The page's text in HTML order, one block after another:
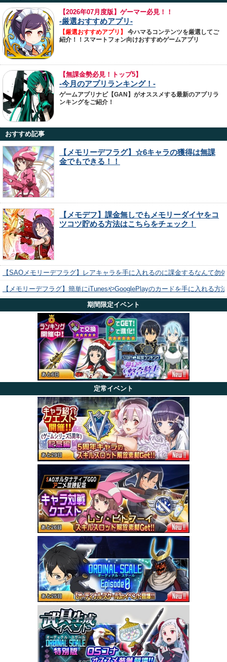
【2026年07月度版】ゲーマー必見！！
-厳選おすすめアプリ-
【厳選おすすめアプリ】
今ハマるコンテンツを厳選してご
紹介！！スマートフォン向けおすすめゲームアプリ
【無課金勢必見！トップ5】
-今月のアプリランキング！-
ゲームアプリナビ【GAN】がオススメする最新のアプリラ
ンキングをご紹介！
おすすめ記事
【メモリーデフラグ】☆6キャラの獲得は無課
金でもできる！！
【メモデフ】課金無しでもメモリーダイヤをコ
ツコツ貯める方法はこちらをチェック！
【SAOメモリーデフラグ】レアキャラを手に入れるのに課金するなんて勿
【メモリーデフラグ】簡単にiTunesやGooglePlayのカードを手に入れる方
期間限定イベント
定常イベント